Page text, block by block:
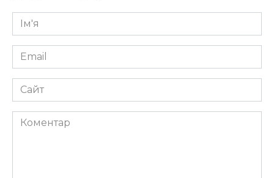
Ім'я
*
Email
*
Сайт
Коментар